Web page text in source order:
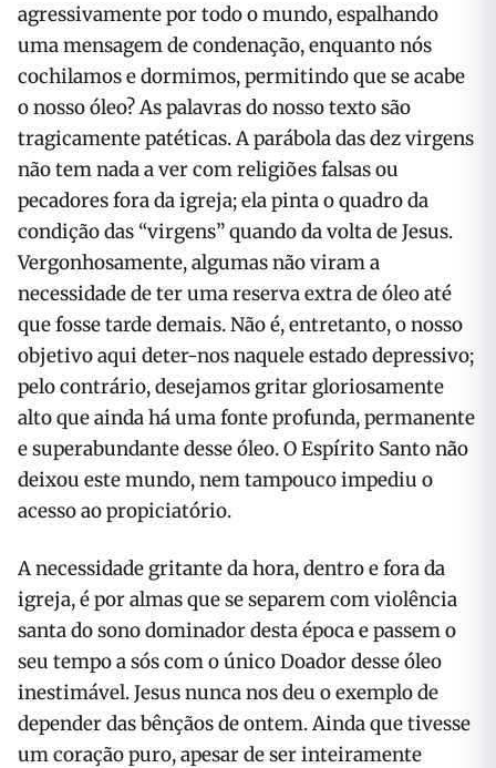
agressivamente por todo o mundo, espalhando
uma mensagem de condenação, enquanto nós
cochilamos e dormimos, permitindo que se acabe
o nosso óleo? As palavras do nosso texto são
tragicamente patéticas. A parábola das dez virgens
não tem nada a ver com religiões falsas ou
pecadores fora da igreja; ela pinta o quadro da
condição das “virgens” quando da volta de Jesus.
Vergonhosamente, algumas não viram a
necessidade de ter uma reserva extra de óleo até
que fosse tarde demais. Não é, entretanto, o nosso
objetivo aqui deter-nos naquele estado depressivo;
pelo contrário, desejamos gritar gloriosamente
alto que ainda há uma fonte profunda, permanente
e superabundante desse óleo. O Espírito Santo não
deixou este mundo, nem tampouco impediu o
acesso ao propiciatório.
A necessidade gritante da hora, dentro e fora da
igreja, é por almas que se separem com violência
santa do sono dominador desta época e passem o
seu tempo a sós com o único Doador desse óleo
inestimável. Jesus nunca nos deu o exemplo de
depender das bênçãos de ontem. Ainda que tivesse
um coração puro, apesar de ser inteiramente